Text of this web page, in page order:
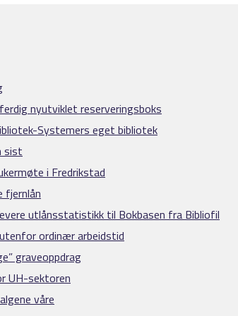
nyutviklet reserveringsboks
Systemers eget bibliotek
sist
i Fredrikstad
fjernlån
utlånsstatistikk til Bokbasen fra Bibliofil
ordinær arbeidstid
graveoppdrag
UH-sektoren
våre